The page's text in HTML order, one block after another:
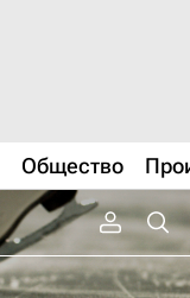
Общество